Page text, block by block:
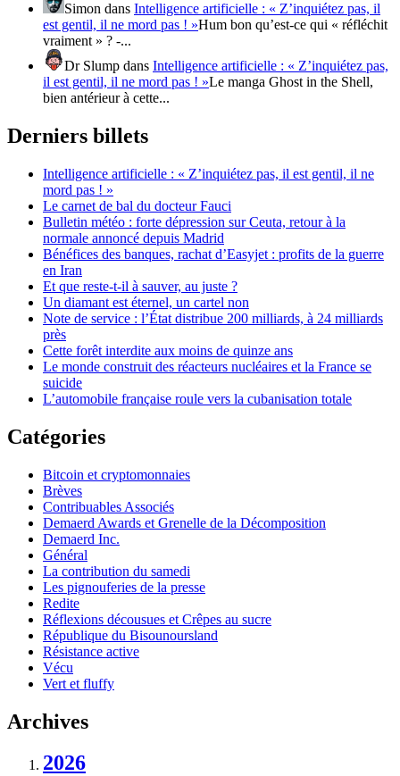
Simon dans Intelligence artificielle : « Z’inquiétez pas, il
est gentil, il ne mord pas ! »Hum bon qu’est-ce qui « réfléchit
vraiment » ? -...
Dr Slump dans Intelligence artificielle : « Z’inquiétez pas,
il est gentil, il ne mord pas ! »Le manga Ghost in the Shell,
bien antérieur à cette...
Derniers billets
Intelligence artificielle : « Z’inquiétez pas, il est gentil, il ne
mord pas ! »
Le carnet de bal du docteur Fauci
Bulletin météo : forte dépression sur Ceuta, retour à la
normale annoncé depuis Madrid
Bénéfices des banques, rachat d’Easyjet : profits de la guerre
en Iran
Et que reste-t-il à sauver, au juste ?
Un diamant est éternel, un cartel non
Note de service : l’État distribue 200 milliards, à 24 milliards
près
Cette forêt interdite aux moins de quinze ans
Le monde construit des réacteurs nucléaires et la France se
suicide
L’automobile française roule vers la cubanisation totale
Catégories
Bitcoin et cryptomonnaies
Brèves
Contribuables Associés
Demaerd Awards et Grenelle de la Décomposition
Demaerd Inc.
Général
La contribution du samedi
Les pignouferies de la presse
Redite
Réflexions décousues et Crêpes au sucre
République du Bisounoursland
Résistance active
Vécu
Vert et fluffy
Archives
2026